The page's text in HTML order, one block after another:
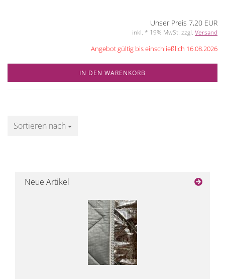
Unser Preis 7,20 EUR
inkl. * 19% MwSt. zzgl. Versand
Angebot gültig bis einschließlich 16.08.2026
IN DEN WARENKORB
Sortieren nach
Sortieren nach
Neue Artikel